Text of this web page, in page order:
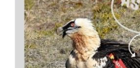
CARRITO